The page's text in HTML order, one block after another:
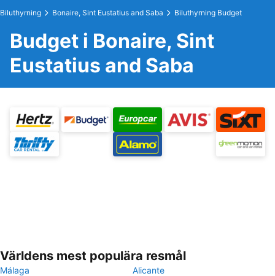
Biluthyrning Bonaire, Sint Eustatius and Saba Biluthyrning Budget
Budget i Bonaire, Sint
Eustatius and Saba
Världens mest populära resmål
Málaga
Alicante